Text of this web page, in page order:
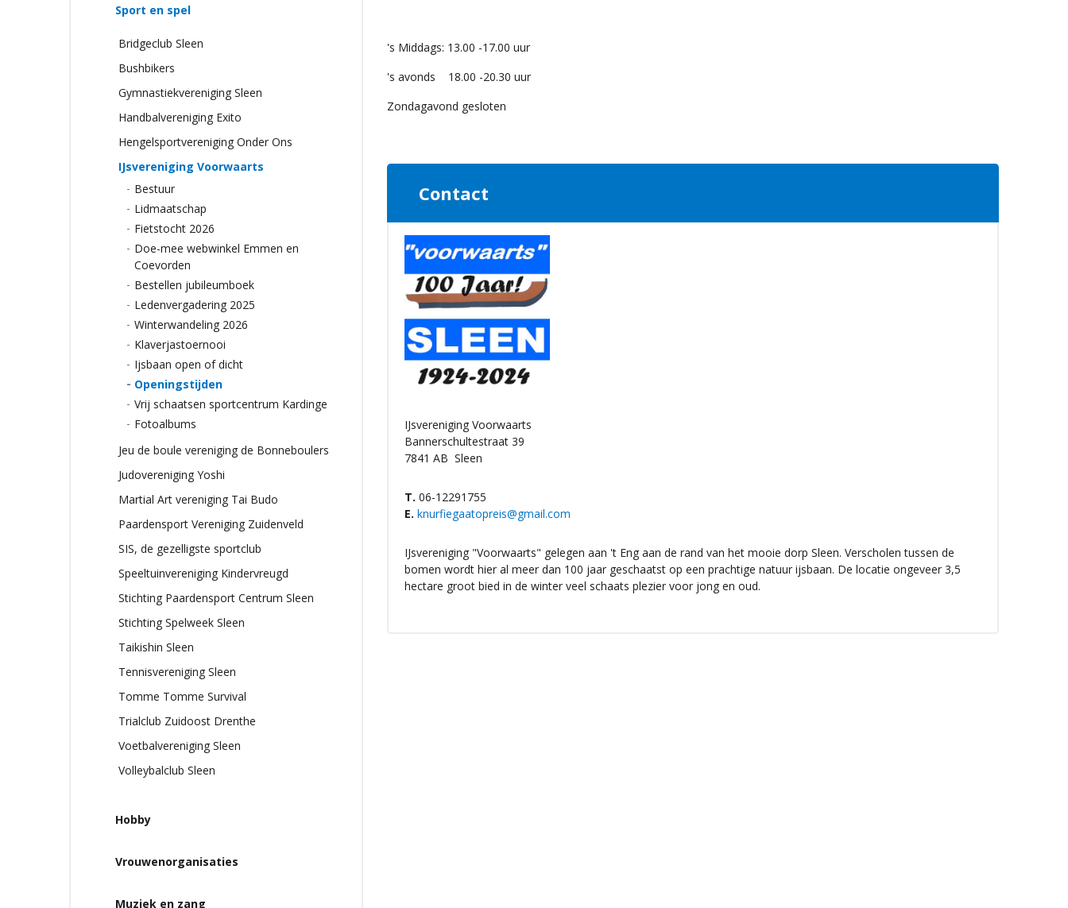
Sport en spel
Bridgeclub Sleen
Bushbikers
Gymnastiekvereniging Sleen
Handbalvereniging Exito
Hengelsportvereniging Onder Ons
IJsvereniging Voorwaarts
Bestuur
Lidmaatschap
Fietstocht 2026
Doe-mee webwinkel Emmen en
Coevorden
Bestellen jubileumboek
Ledenvergadering 2025
Winterwandeling 2026
Klaverjastoernooi
Ijsbaan open of dicht
Openingstijden
Vrij schaatsen sportcentrum Kardinge
Fotoalbums
Jeu de boule vereniging de Bonneboulers
Judovereniging Yoshi
Martial Art vereniging Tai Budo
Paardensport Vereniging Zuidenveld
SIS, de gezelligste sportclub
Speeltuinvereniging Kindervreugd
Stichting Paardensport Centrum Sleen
Stichting Spelweek Sleen
Taikishin Sleen
Tennisvereniging Sleen
Tomme Tomme Survival
Trialclub Zuidoost Drenthe
Voetbalvereniging Sleen
Volleybalclub Sleen
Hobby
Vrouwenorganisaties
Muziek en zang
's Middags: 13.00 -17.00 uur
's avonds 18.00 -20.30 uur
Zondagavond gesloten
Contact
IJsvereniging Voorwaarts
Bannerschultestraat 39
7841 AB Sleen
T. 06-12291755
E. knurfiegaatopreis@gmail.com
IJsvereniging "Voorwaarts" gelegen aan 't Eng aan de rand van het mooie dorp Sleen. Verscholen tussen de
bomen wordt hier al meer dan 100 jaar geschaatst op een prachtige natuur ijsbaan. De locatie ongeveer 3,5
hectare groot bied in de winter veel schaats plezier voor jong en oud.